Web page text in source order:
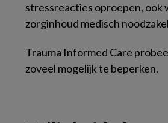
stressreacties oproepen, ook
zorginhoud medisch
Trauma Informed Care
zoveel mogelijk te beperken.